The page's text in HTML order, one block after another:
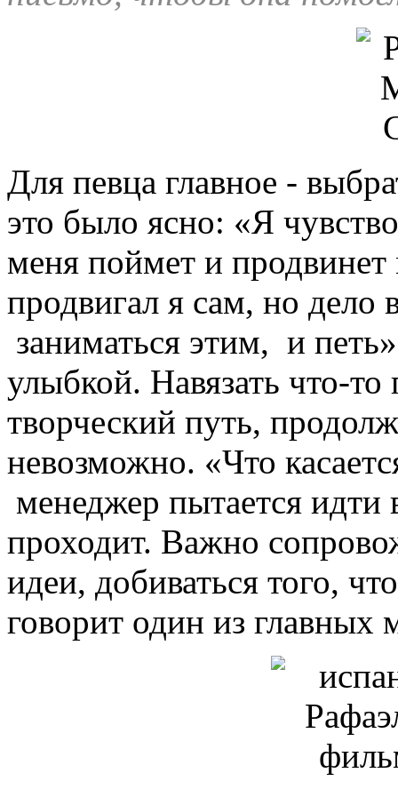
Для певца главное -
это было ясно: «Я
меня поймет и
продвигал я сам, но дело
заниматься этим, и
улыбкой. Навязать что-то
творческий путь,
невозможно. «Что
менеджер пытается идти
проходит. Важно
идеи, добиваться того,
говорит один из главных